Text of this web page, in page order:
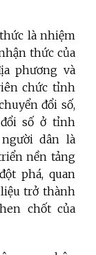
là nhiệm
thức của
phương và
chức tỉnh
đổi số,
số ở tỉnh
dân là
nền tảng
phá, quan
trở thành
chốt của